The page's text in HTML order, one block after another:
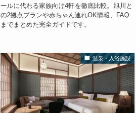
ールに代わる家族向け4軒を徹底比較。旭川と
の2拠点プランや赤ちゃん連れOK情報、FAQ
までまとめた完全ガイドです。
温泉・入浴施設